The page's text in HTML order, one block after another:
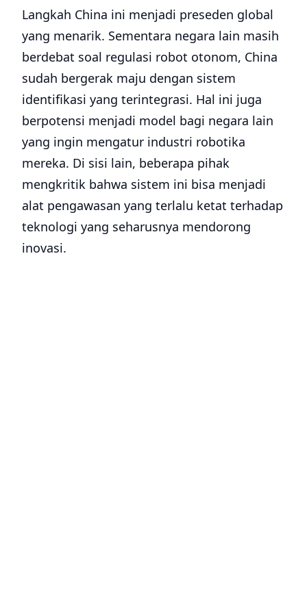
Langkah China ini menjadi preseden global
yang menarik. Sementara negara lain masih
berdebat soal regulasi robot otonom, China
sudah bergerak maju dengan sistem
identifikasi yang terintegrasi. Hal ini juga
berpotensi menjadi model bagi negara lain
yang ingin mengatur industri robotika
mereka. Di sisi lain, beberapa pihak
mengkritik bahwa sistem ini bisa menjadi
alat pengawasan yang terlalu ketat terhadap
teknologi yang seharusnya mendorong
inovasi.